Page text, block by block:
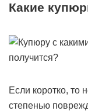
Какие
Если коротко, то
степенью